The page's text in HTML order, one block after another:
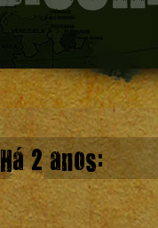
Há 2 anos: